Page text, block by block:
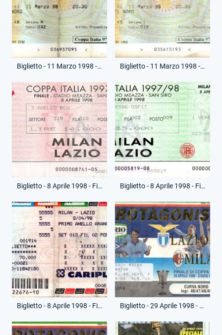
Biglietto - 11 Marzo 1998 - Coppa Italia - Lazio-Juventus Biglietto - 11 Marzo 1998 - Coppa Italia - Lazio-Juventus
Biglietto - 8 Aprile 1998 - Finale Andata - Milan-Lazio Biglietto - 8 Aprile 1998 - Finale Andata - Milan-Lazio
Biglietto - 8 Aprile 1998 - Finale Andata - Milan-Lazio Biglietto - 29 Aprile 1998 - Finale Ritorno - Lazio-Milan